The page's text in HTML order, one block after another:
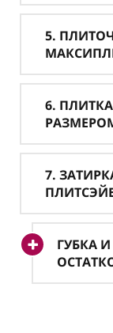
5.
6.
7.
ПЛИТСЭЙВ
ГУБКА